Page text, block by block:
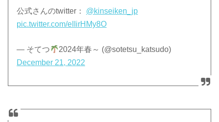
公式さんのtwitter： @kinseiken_jp
pic.twitter.com/eIIirHMy8O
— そてつ
2024年春～ (@sotetsu_katsudo)
December 21, 2022